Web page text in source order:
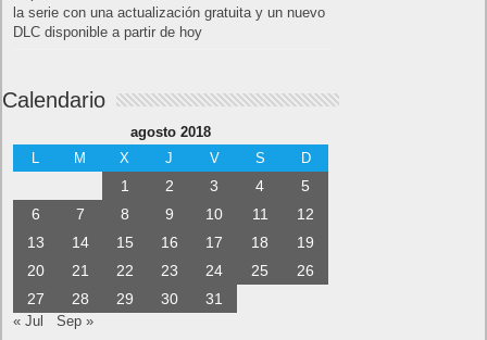
la serie con una actualización gratuita y un nuevo
DLC disponible a partir de hoy
Calendario
agosto 2018
L
M X J V S D
1 2 3 4
5
6
7 8 9 10 11
12
13
14 15 16 17 18
19
20
21 22 23 24 25
26
27
28 29 30 31
« Jul Sep »